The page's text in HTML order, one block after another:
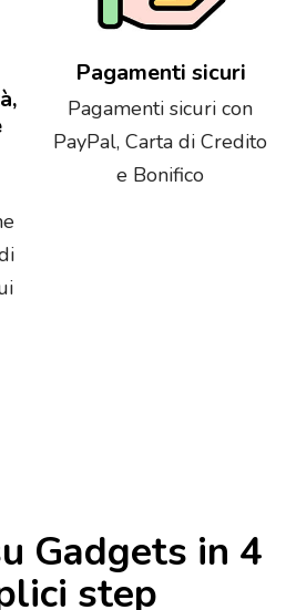
Pagamenti sicuri
Pagamenti sicuri con
PayPal, Carta di Credito
e Bonifico
Gadgets in 4
step